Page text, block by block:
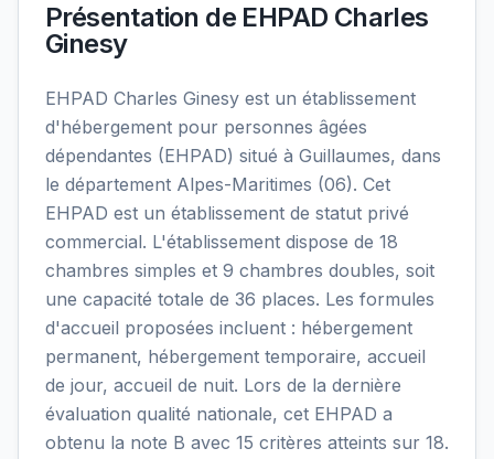
Présentation de EHPAD Charles
Ginesy
EHPAD Charles Ginesy est un établissement
d'hébergement pour personnes âgées
dépendantes (EHPAD) situé à Guillaumes, dans
le département Alpes-Maritimes (06). Cet
EHPAD est un établissement de statut privé
commercial. L'établissement dispose de 18
chambres simples et 9 chambres doubles, soit
une capacité totale de 36 places. Les formules
d'accueil proposées incluent : hébergement
permanent, hébergement temporaire, accueil
de jour, accueil de nuit. Lors de la dernière
évaluation qualité nationale, cet EHPAD a
obtenu la note B avec 15 critères atteints sur 18.